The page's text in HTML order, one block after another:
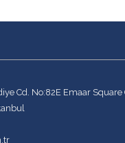
Cd. No:82E Emaar Square